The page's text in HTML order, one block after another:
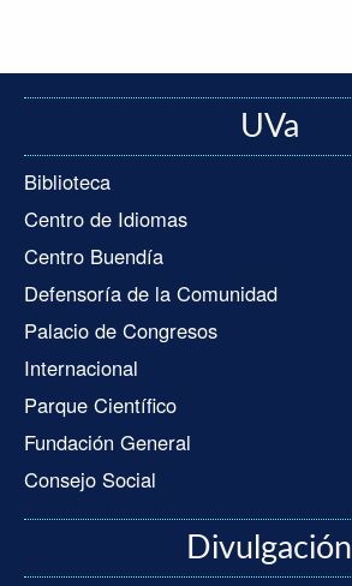
UVa
Biblioteca
Centro de Idiomas
Centro Buendía
Defensoría de la Comunidad
Palacio de Congresos
Internacional
Parque Científico
Fundación General
Consejo Social
Divulgación